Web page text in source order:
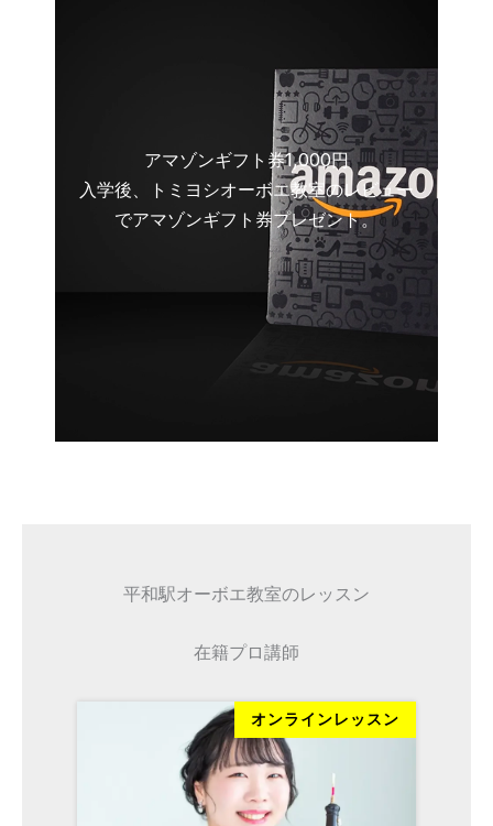
アマゾンギフト券1,000円
入学後、トミヨシオーボエ教室のレビュー
でアマゾンギフト券プレゼント。
平和駅オーボエ教室のレッスン
在籍プロ講師
オンラインレッスン